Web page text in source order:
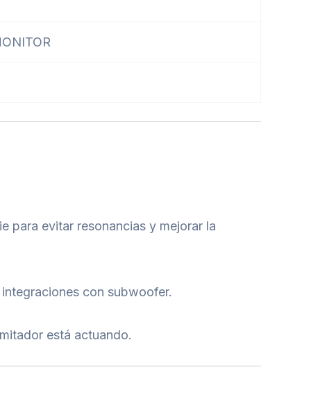
para evitar resonancias y mejorar la
con subwoofer.
está actuando.